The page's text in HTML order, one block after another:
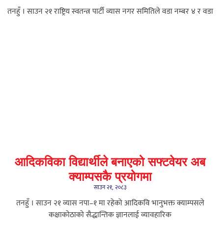
तनहुँ । साउन २१ राष्ट्रिय स्वतन्त्र पार्टी व्यास नगर समितिले वडा नम्बर ४ र वडा
आदिकविका विद्यार्थीले बनाएको सफ्टवेयर अब
क्याम्पसकै प्रयोगमा
साउन २१, २०८३
तनहुँ । साउन २१ ​व्यास नपा–१ मा रहेको आदिकवि भानुभक्त क्याम्पसले
कक्षाकोठाको सैद्धान्तिक ज्ञानलाई व्यावहारिक